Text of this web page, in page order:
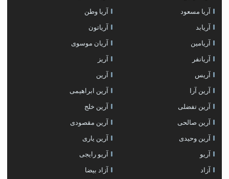
آریا مسعود آریا وطن
آریابد آریاتون
آریامین آریان موسوی
آریانفر آریز
آریس آرین
آرین آرا آرین ابراهیمی
آرین تفضلی آرین خلج
آرین صالحی آرین مقصودی
آرین وحیدی آرین یاری
آریو آریو رایجی
آزاد آزاد بیضا